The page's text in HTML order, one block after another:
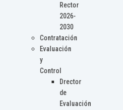
Rector
2026-
2030
Contratación
Evaluación
y
Control
Drector
de
Evaluación